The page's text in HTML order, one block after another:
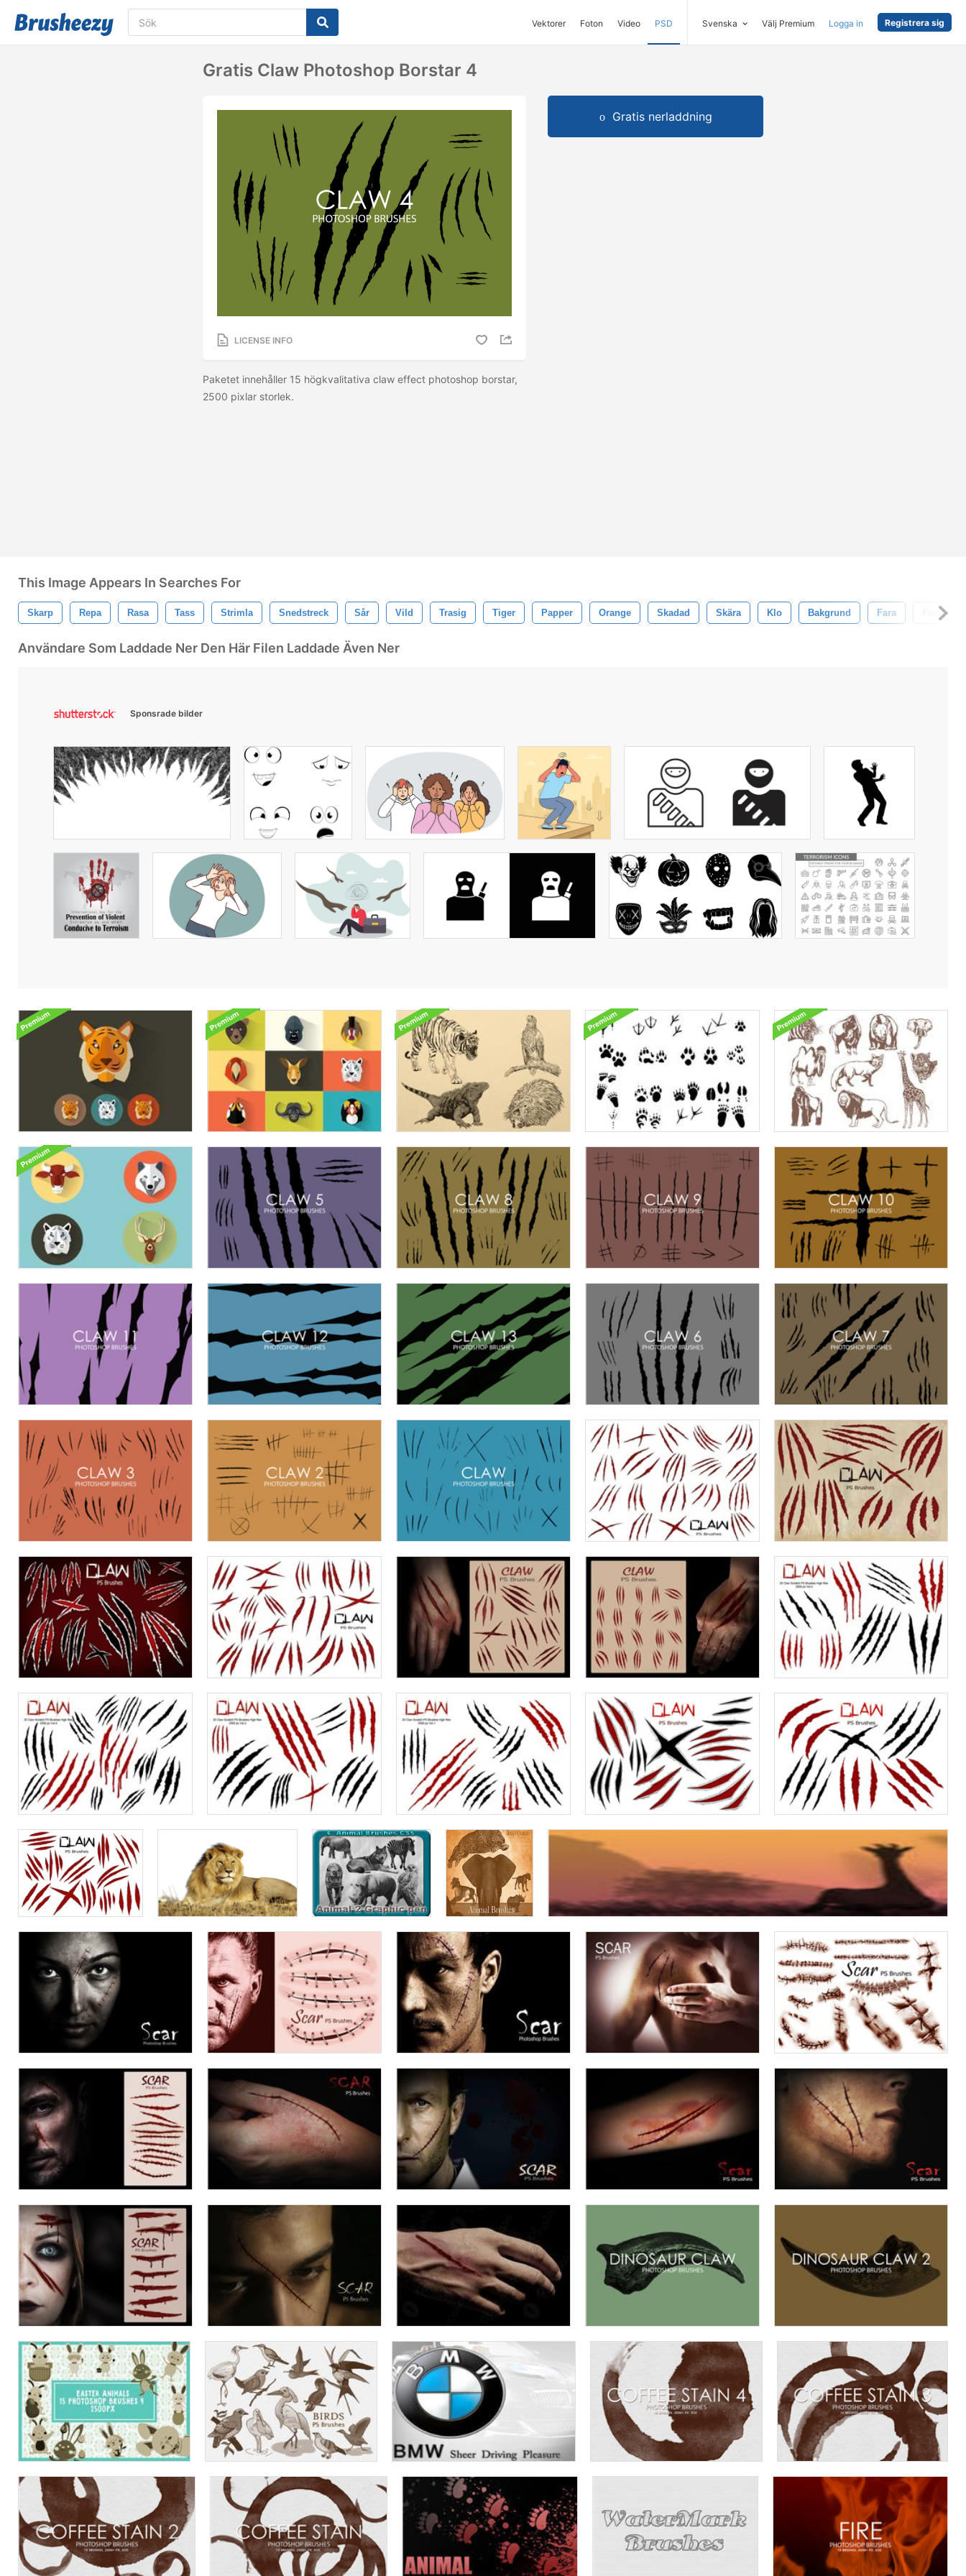
Vektorer Foton Video PSD Svenska Välj Premium Logga in Registrera sig
Gratis Claw Photoshop Borstar 4
LICENSE INFO
Paketet innehåller 15 högkvalitativa claw effect photoshop borstar,
2500 pixlar storlek.
Gratis nerladdning
This Image Appears In Searches For
Skarp Repa Rasa Tass Strimla Snedstreck Sår Vild Trasig Tiger Papper Orange Skadad Skära Klo Bakgrund Fara Farlig
Användare Som Laddade Ner Den Här Filen Laddade Även Ner
Sponsrade bilder